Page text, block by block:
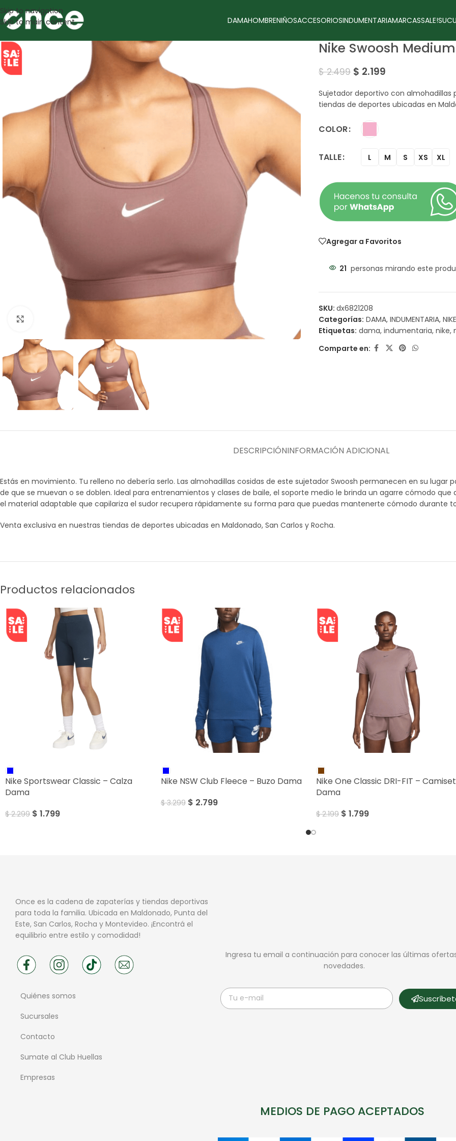
Skip to navigation
Skip to main content
DAMAHOMBRENIÑOSACCESORIOSINDUMENTARIAMARCASSALE!
SALE
Amplía la Imagen
Nike Swoosh
$2.499 $ 2.199
Sujetador deportivo con almohadillas
tiendas de deportes ubicadas en
COLOR
TALLE L M S XS XL
Agregar a Favoritos
21 personas mirando este
SKU: dx6821208
Categorías: DAMA, INDUMENTARIA, NIKE
Etiquetas: dama, indumentaria, nike,
Comparte en:
DESCRIPCIÓNINFORMACIÓN ADICIONAL
Estás en movimiento. Tu relleno no debería serlo. Las almohadillas cosidas de este sujetador Swoosh permanecen en su lugar
de que se muevan o se doblen. Ideal para entrenamientos y clases de baile, el soporte medio le brinda un agarre cómodo
el material adaptable que capilariza el sudor recupera rápidamente su forma para que puedas mantenerte cómodo durante
Venta exclusiva en nuestras tiendas de deportes ubicadas en Maldonado, San Carlos y Rocha.
Productos relacionados
Nike Sportswear Classic – Calza
Dama
$2.299 $ 1.799
Nike NSW Club Fleece – Buzo Dama
$3.299 $ 2.799
Nike One Classic DRI-FIT –
Dama
$2.199 $ 1.799
Once es la cadena de zapaterías y tiendas deportivas
para toda la familia. Ubicada en Maldonado, Punta del
Este, San Carlos, Rocha y Montevideo. ¡Encontrá el
equilibrio entre estilo y comodidad!
Quiénes somos
Sucursales
Contacto
Sumate al Club Huellas
Empresas
Ingresa tu email a continuación para conocer las últimas
novedades.
MEDIOS DE PAGO ACEPTADOS